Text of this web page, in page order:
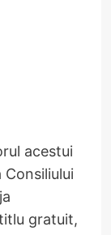
acestui
gratuit,